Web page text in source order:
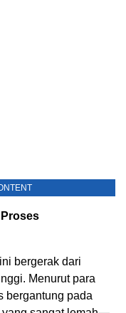
bergerak dari
Menurut para
bergantung pada